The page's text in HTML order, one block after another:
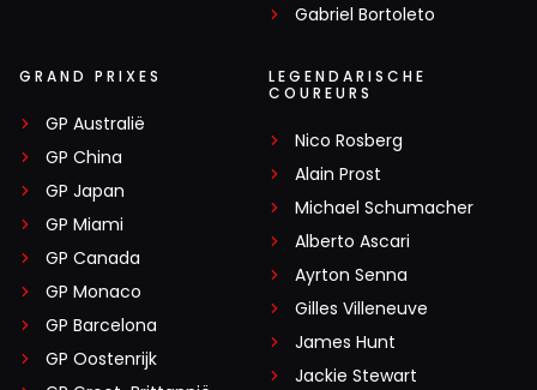
Gabriel Bortoleto
GRAND PRIXES
GP Australië
GP China
GP Japan
GP Miami
GP Canada
GP Monaco
GP Barcelona
GP Oostenrijk
LEGENDARISCHE
COUREURS
Nico Rosberg
Alain Prost
Michael Schumacher
Alberto Ascari
Ayrton Senna
Gilles Villeneuve
James Hunt
Jackie Stewart